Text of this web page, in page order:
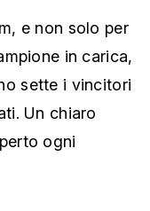
e non solo per
in carica,
sette i vincitori
Un chiaro
ogni